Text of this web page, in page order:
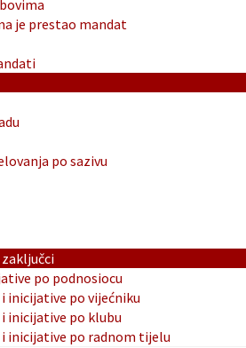
je prestao mandat
po sazivu
po podnosiocu
inicijative po vijećniku
inicijative po klubu
inicijative po radnom tijelu